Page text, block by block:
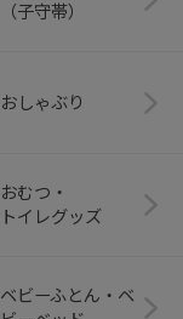
（子守帯）
おしゃぶり
おむつ・
トイレグッズ
ベビーふとん・ベ